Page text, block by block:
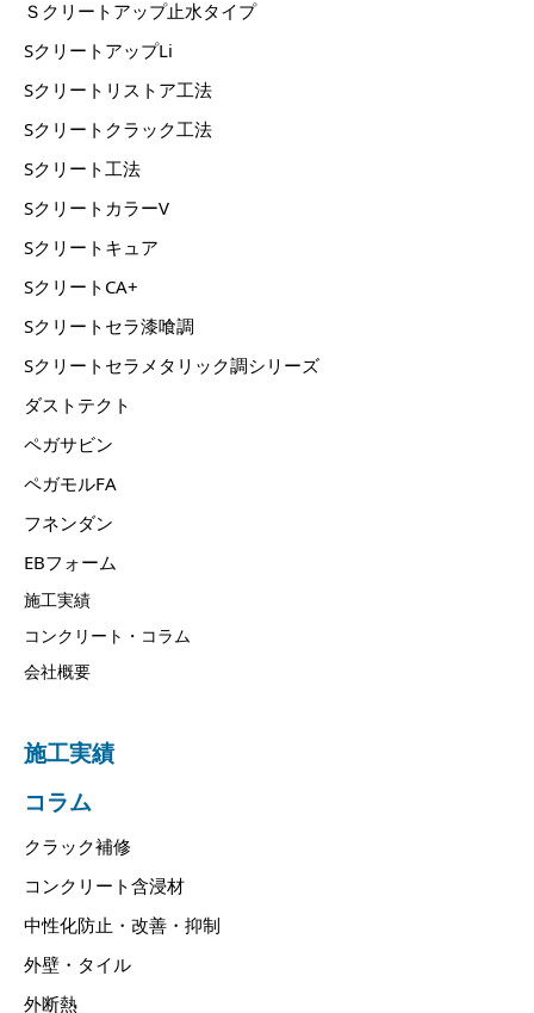
Ｓクリートアップ止水タイプ
SクリートアップLi
Sクリートリストア工法
Sクリートクラック工法
Sクリート工法
SクリートカラーV
Sクリートキュア
SクリートCA+
Sクリートセラ漆喰調
Sクリートセラメタリック調シリーズ
ダストテクト
ペガサビン
ペガモルFA
フネンダン
EBフォーム
施工実績
コンクリート・コラム
会社概要
施工実績
コラム
クラック補修
コンクリート含浸材
中性化防止・改善・抑制
外壁・タイル
外断熱